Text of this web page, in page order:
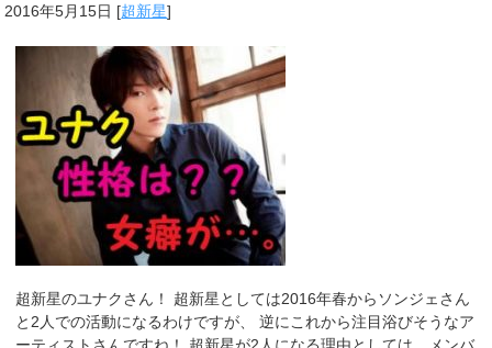
2016年5月15日 [超新星]
超新星のユナクさん！ 超新星としては2016年春からソンジェさん
と2人での活動になるわけですが、 逆にこれから注目浴びそうなア